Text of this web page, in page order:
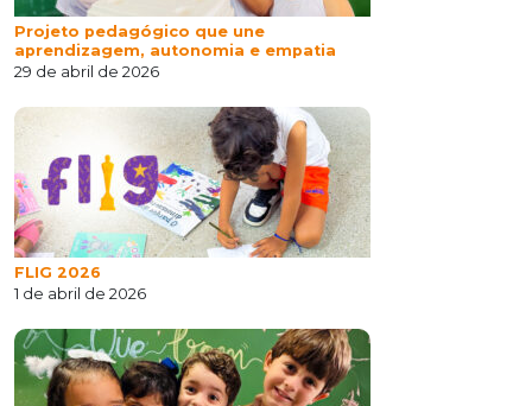
Projeto pedagógico que une
aprendizagem, autonomia e empatia
29 de abril de 2026
FLIG 2026
1 de abril de 2026